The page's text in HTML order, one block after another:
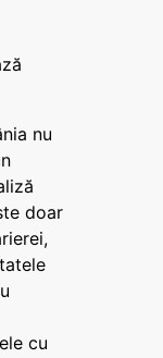
nu
doar
cu